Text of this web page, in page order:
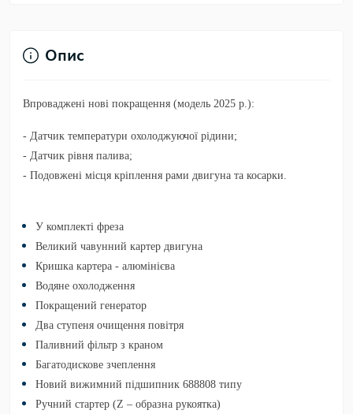
Опис
Впроваджені нові покращення (модель 2025 р.):
- Датчик температури охолоджуючої рідини;
- Датчик рівня палива;
- Подовжені місця кріплення рами двигуна та косарки.
У комплекті фреза
Великий чавунний картер двигуна
Кришка картера - алюмінієва
Водяне охолодження
Покращений генератор
Два ступеня очищення повітря
Паливний фільтр з краном
Багатодискове зчеплення
Новий вижимний підшипник 688808 типу
Ручний стартер (Z – образна рукоятка)